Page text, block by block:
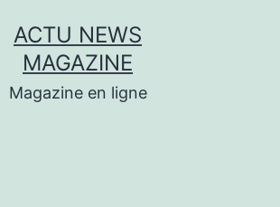
ACTU NEWS
MAGAZINE
Magazine en ligne